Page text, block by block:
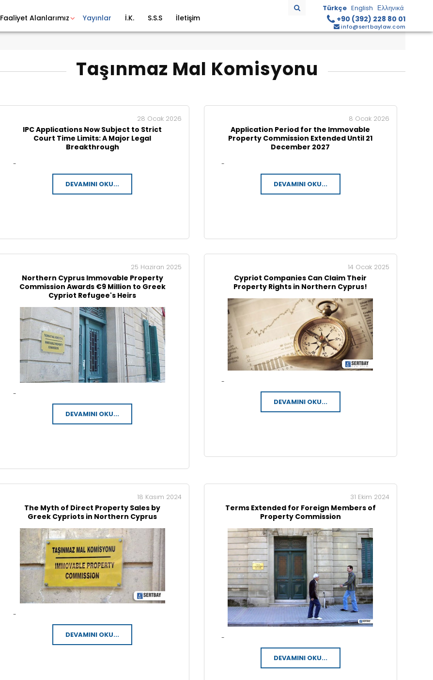
Türkçe English Ελληνικά
+90 (392) 228 80 01
info@sertbaylaw.com
Faaliyet Alanlarımız Yayınlar İ.K. S.S.S İletişim
Taşınmaz Mal Komisyonu
28 Ocak 2026
IPC Applications Now Subject to Strict
Court Time Limits: A Major Legal
Breakthrough
-
DEVAMINI OKU...
8 Ocak 2026
Application Period for the Immovable
Property Commission Extended Until 21
December 2027
-
DEVAMINI OKU...
25 Haziran 2025
Northern Cyprus Immovable Property
Commission Awards €9 Million to Greek
Cypriot Refugee's Heirs
-
DEVAMINI OKU...
14 Ocak 2025
Cypriot Companies Can Claim Their
Property Rights in Northern Cyprus!
-
DEVAMINI OKU...
18 Kasım 2024
The Myth of Direct Property Sales by
Greek Cypriots in Northern Cyprus
-
DEVAMINI OKU...
31 Ekim 2024
Terms Extended for Foreign Members of
Property Commission
-
DEVAMINI OKU...